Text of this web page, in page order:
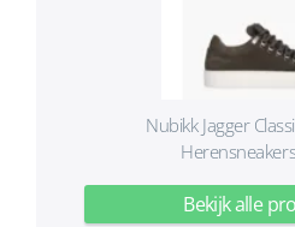
Nubikk Jagger
Bekijk alle